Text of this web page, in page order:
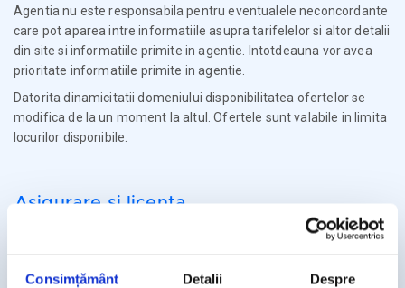
Consimțământ Detalii Despre
Agentia nu este responsabila pentru eventualele neconcordante
care pot aparea intre informatiile asupra tarifelelor si altor detalii
din site si informatiile primite in agentie. Intotdeauna vor avea
prioritate informatiile primite in agentie.
Datorita dinamicitatii domeniului disponibilitatea ofertelor se
modifica de la un moment la altul. Ofertele sunt valabile in limita
locurilor disponibile.
Asigurare si licenta
Agentia Travel Matters functioneaza sub Licenta de Turism nr.
Agentia Travel Matters este asigurata la Omniasig cu Polita